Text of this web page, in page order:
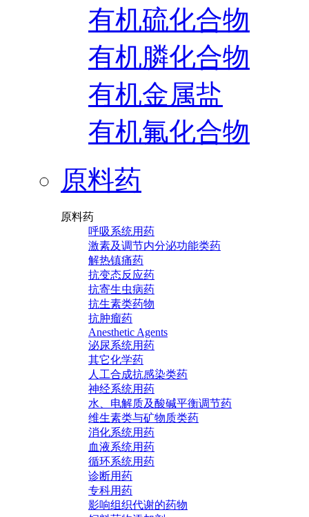
有机硫化合物
有机膦化合物
有机金属盐
有机氟化合物
原料药
原料药
呼吸系统用药
激素及调节内分泌功能类药
解热镇痛药
抗变态反应药
抗寄生虫病药
抗生素类药物
抗肿瘤药
Anesthetic Agents
泌尿系统用药
其它化学药
人工合成抗感染类药
神经系统用药
水、电解质及酸碱平衡调节药
维生素类与矿物质类药
消化系统用药
血液系统用药
循环系统用药
诊断用药
专科用药
影响组织代谢的药物